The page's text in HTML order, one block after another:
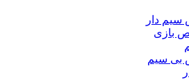
سیم دار
بازی
بی سیم